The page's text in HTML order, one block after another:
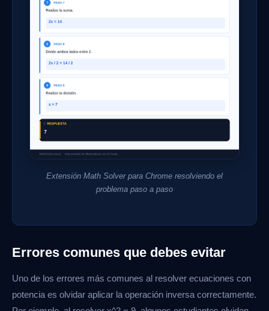
Extensión Math Solver para Chrome resolviendo el
problema paso a paso
Errores comunes que debes evitar
Uno de los errores más comunes al resolver ecuaciones con
potencia es olvidar aplicar la operación inversa correctamente.